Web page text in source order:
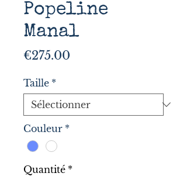
Popeline
Manal
€275.00
Taille *
Couleur *
Quantité *